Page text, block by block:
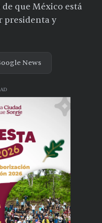
que México está
presidenta y
News